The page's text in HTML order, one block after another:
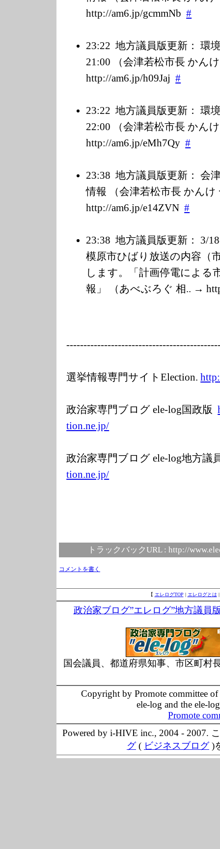
http://am6.jp/gcmmNb #
23:22 地方議員版更新： 環
21:00 （会津若松市長 かん
http://am6.jp/h09Jaj #
23:22 地方議員版更新： 環
22:00 （会津若松市長 かん
http://am6.jp/eMh7Qy #
23:38 地方議員版更新： 会
情報 （会津若松市長 かん
http://am6.jp/e14ZVN #
23:38 地方議員版更新： 3/
模原市ひばり放送の内容（
します。「計画停電による
報」 （あべぶろぐ 相.. →
---------------------------------------
選挙情報専門サイトElection.
政治家専門ブログ ele-log国政版
tion.ne.jp/
政治家専門ブログ ele-log地方議
tion.ne.jp/
トラックバックURL : http://
コメントを書く
【 エレログTOP | エレログとは
政治家ブログ”エレログ”地方議員
国会議員、都道府県知事、市区町村
Copyright by Promote committee
ele-log and the ele-
Promote
Powered by i-HIVE inc., 2004 - 2007.
グ( ビジネスブログ)